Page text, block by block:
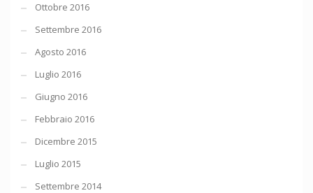
Ottobre 2016
Settembre 2016
Agosto 2016
Luglio 2016
Giugno 2016
Febbraio 2016
Dicembre 2015
Luglio 2015
Settembre 2014